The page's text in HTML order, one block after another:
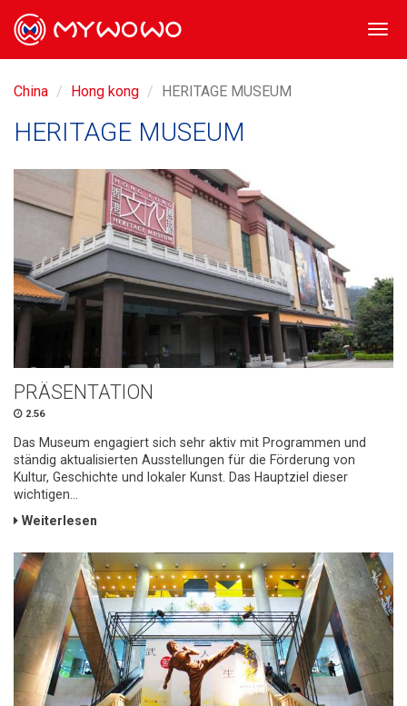
China Hong kong HERITAGE MUSEUM
HERITAGE MUSEUM
PRÄSENTATION
2.56
Das Museum engagiert sich sehr aktiv mit Programmen und
ständig aktualisierten Ausstellungen für die Förderung von
Kultur, Geschichte und lokaler Kunst. Das Hauptziel dieser
wichtigen...
Weiterlesen